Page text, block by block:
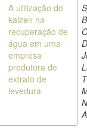
A utilização do
kaizen na
recuperação de
água em uma
empresa
produtora de
extrato de
levedura